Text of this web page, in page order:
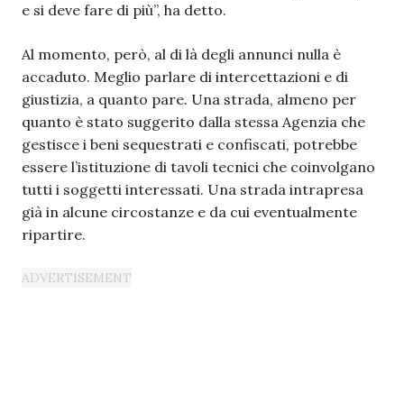
e si deve fare di più”, ha detto.
Al momento, però, al di là degli annunci nulla è
accaduto. Meglio parlare di intercettazioni e di
giustizia, a quanto pare. Una strada, almeno per
quanto è stato suggerito dalla stessa Agenzia che
gestisce i beni sequestrati e confiscati, potrebbe
essere l’istituzione di tavoli tecnici che coinvolgano
tutti i soggetti interessati. Una strada intrapresa
già in alcune circostanze e da cui eventualmente
ripartire.